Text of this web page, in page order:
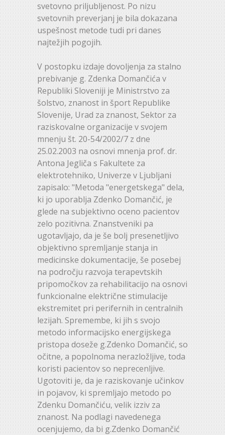
svetovno priljubljenost. Po nizu
svetovnih preverjanj je bila dokazana
uspešnost metode tudi pri danes
najtežjih pogojih.
V postopku izdaje dovoljenja za stalno
prebivanje g. Zdenka Domančića v
Republiki Sloveniji je Ministrstvo za
šolstvo, znanost in šport Republike
Slovenije, Urad za znanost, Sektor za
raziskovalne organizacije v svojem
mnenju št. 20-54/2002/7 z dne
25.02.2003 na osnovi mnenja prof. dr.
Antona Jegliča s Fakultete za
elektrotehniko, Univerze v Ljubljani
zapisalo: "Metoda "energetskega" dela,
ki jo uporablja Zdenko Domančić, je
glede na subjektivno oceno pacientov
zelo pozitivna. Znanstveniki pa
ugotavljajo, da je še bolj presenetljivo
objektivno spremljanje stanja in
medicinske dokumentacije, še posebej
na področju razvoja terapevtskih
pripomočkov za rehabilitacijo na osnovi
funkcionalne električne stimulacije
ekstremitet pri perifernih in centralnih
lezijah. Spremembe, ki jih s svojo
metodo informacijsko energijskega
pristopa doseže g.Zdenko Domančić, so
očitne, a popolnoma nerazložljive, toda
koristi pacientov so neprecenljive.
Ugotoviti je, da je raziskovanje učinkov
in pojavov, ki spremljajo metodo po
Zdenku Domančiću, velik izziv za
znanost. Na podlagi navedenega
ocenjujemo, da bi g.Zdenko Domančić